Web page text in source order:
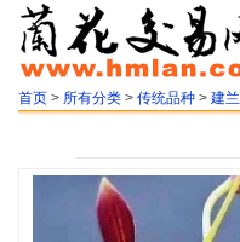
首页 > 所有分类 > 传统品种 > 建兰